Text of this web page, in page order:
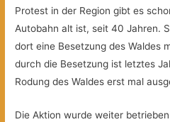
Protest in der Region gibt es
Autobahn alt ist, seit 40 Jahren.
dort eine Besetzung des Waldes
durch die Besetzung ist letztes
Rodung des Waldes erst mal
Die Aktion wurde weiter